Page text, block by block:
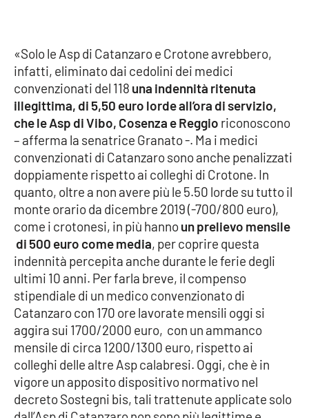
RUBRICHE
Good Morning Vietnam
Parchi Marini Calabria
Leggendo Alvaro insieme
Imprese Di Calabria
Le perfidie di Antonella Grippo
Venti di comunicazione
STREAMING
LaC TV
LaC Network
«Solo le Asp di Catanzaro e Crotone avrebbero,
infatti, eliminato dai cedolini dei medici
convenzionati del 118 una indennità ritenuta
illegittima, di 5,50 euro lorde all’ora di servizio,
che le Asp di Vibo, Cosenza e Reggio riconoscono
– afferma la senatrice Granato -. Ma i medici
convenzionati di Catanzaro sono anche penalizzati
doppiamente rispetto ai colleghi di Crotone. In
quanto, oltre a non avere più le 5.50 lorde su tutto il
monte orario da dicembre 2019 (-700/800 euro),
come i crotonesi, in più hannoun prelievo mensile
di 500 euro come media, per coprire questa
indennità percepita anche durante le ferie degli
ultimi 10 anni. Per farla breve, il compenso
stipendiale di un medico convenzionato di
Catanzaro con 170 ore lavorate mensili oggi si
aggira sui 1700/2000 euro, con un ammanco
mensile di circa 1200/1300 euro, rispetto ai
colleghi delle altre Asp calabresi. Oggi, che è in
vigore un apposito dispositivo normativo nel
decreto Sostegni bis, tali trattenute applicate solo